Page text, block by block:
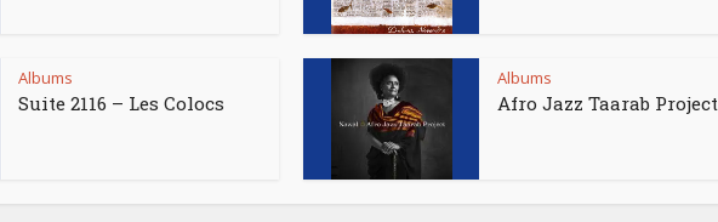
Albums
Suite 2116 – Les Colocs
Albums
Afro Jazz Taarab Project